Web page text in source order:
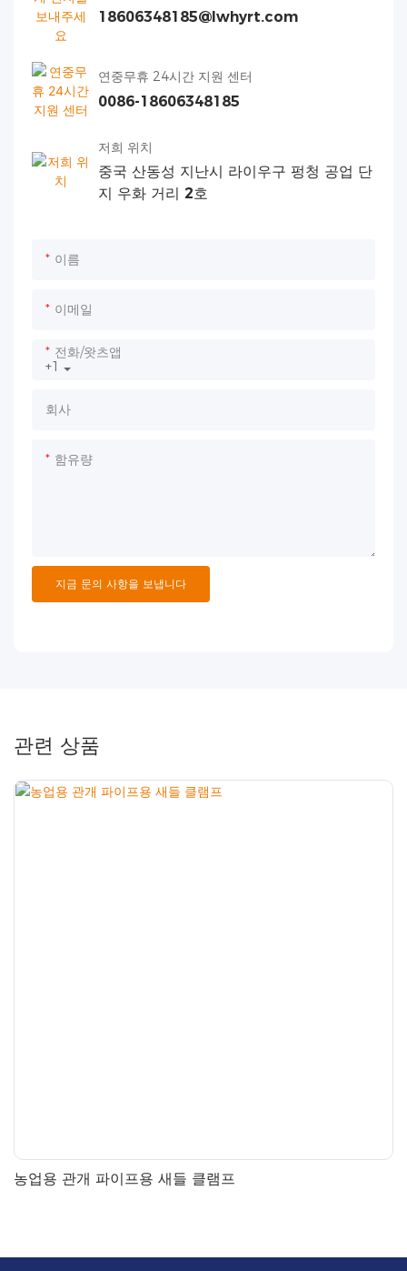
18606348185@lwhyrt.com
연중무휴 24시간 지원 센터
0086-18606348185
저희 위치
중국 산동성 지난시 라이우구 펑청 공업 단
지 우화 거리 2호
이름
이메일
+1
전화/왓츠앱
회사
함유량
지금 문의 사항을 보냅니다
관련 상품
농업용 관개 파이프용 새들 클램프